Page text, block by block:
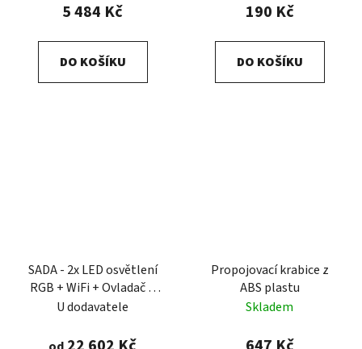
5 484 Kč
DO KOŠÍKU
190 Kč
DO KOŠÍKU
SADA - 2x LED osvětlení
RGB + WiFi + Ovladač +
rámečekLumiPlus Flexi
U dodavatele
Propojovací krabice z
ABS plastu
Skladem